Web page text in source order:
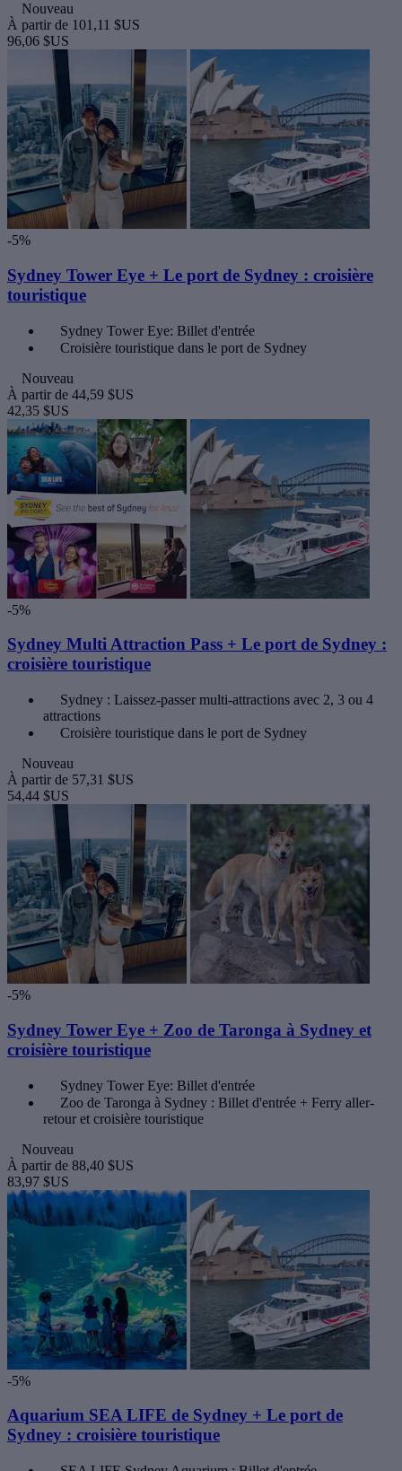
Nouveau
À partir de 101,11 $US
96,06 $US
-5%
Sydney Tower Eye + Le port de Sydney : croisière
touristique
Sydney Tower Eye: Billet d'entrée
Croisière touristique dans le port de Sydney
Nouveau
À partir de 44,59 $US
42,35 $US
-5%
Sydney Multi Attraction Pass + Le port de Sydney :
croisière touristique
Sydney : Laissez-passer multi-attractions avec 2, 3 ou 4
attractions
Croisière touristique dans le port de Sydney
Nouveau
À partir de 57,31 $US
54,44 $US
-5%
Sydney Tower Eye + Zoo de Taronga à Sydney et
croisière touristique
Sydney Tower Eye: Billet d'entrée
Zoo de Taronga à Sydney : Billet d'entrée + Ferry aller-
retour et croisière touristique
Nouveau
À partir de 88,40 $US
83,97 $US
-5%
Aquarium SEA LIFE de Sydney + Le port de
Sydney : croisière touristique